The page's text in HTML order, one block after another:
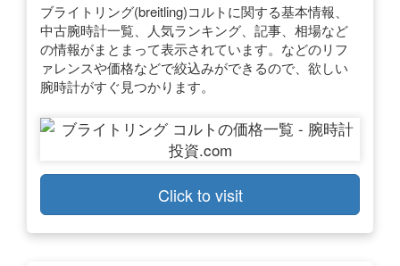
ブライトリング(breitling)コルトに関する基本情報、
中古腕時計一覧、人気ランキング、記事、相場など
の情報がまとまって表示されています。などのリフ
ァレンスや価格などで絞込みができるので、欲しい
腕時計がすぐ見つかります。
Click to visit